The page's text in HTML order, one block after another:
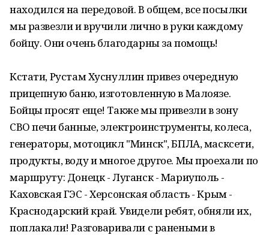
находился на передовой. В общем, все посылки
мы развезли и вручили лично в руки каждому
бойцу. Они очень благодарны за помощь!
Кстати, Рустам Хуснуллин привез очередную
прицепную баню, изготовленную в Малоязе.
Бойцы просят еще! Также мы привезли в зону
СВО печи банные, электроинструменты, колеса,
генераторы, мотоцикл "Минск", БПЛА, масксети,
продукты, воду и многое другое. Мы проехали по
маршруту: Донецк - Луганск - Мариуполь -
Каховская ГЭС - Херсонская область - Крым -
Краснодарский край. Увидели ребят, обняли их,
поплакали! Разговаривали с ранеными в